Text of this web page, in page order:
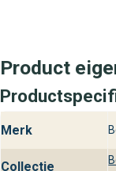
Collectie
De Borosan Hem
hoogwaardige
focus op effen
deze collectie
Product
Merk
Collectie